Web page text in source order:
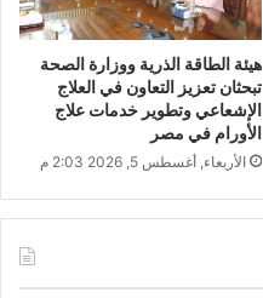
هيئة الطاقة الذرية ووزارة الصحة
تبحثان تعزيز التعاون في العلاج
الإشعاعي وتطوير خدمات علاج
الأورام في مصر
الأربعاء, أغسطس 5, 2026 2:03 م